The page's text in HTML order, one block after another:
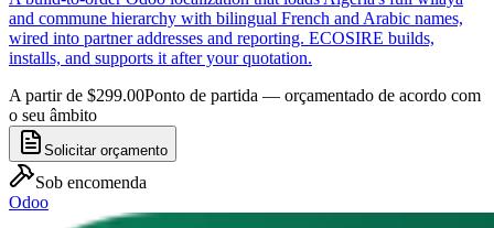
and commune hierarchy with bilingual French and Arabic names,
wired into partner addresses and reporting. ECOSIRE builds,
installs, and supports it after your quotation.
A partir de $299.00Ponto de partida — orçamentado de acordo com
o seu âmbito
Solicitar orçamento
Sob encomenda
Odoo